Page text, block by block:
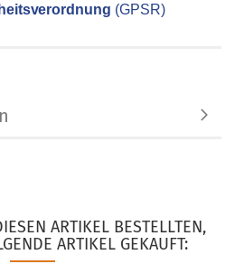
(GPSR)
ARTIKEL BESTELLTEN,
ARTIKEL GEKAUFT: